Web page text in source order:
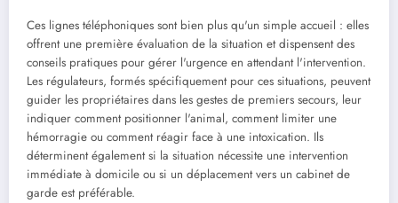
Ces lignes téléphoniques sont bien plus qu'un simple accueil : elles
offrent une première évaluation de la situation et dispensent des
conseils pratiques pour gérer l'urgence en attendant l'intervention.
Les régulateurs, formés spécifiquement pour ces situations, peuvent
guider les propriétaires dans les gestes de premiers secours, leur
indiquer comment positionner l'animal, comment limiter une
hémorragie ou comment réagir face à une intoxication. Ils
déterminent également si la situation nécessite une intervention
immédiate à domicile ou si un déplacement vers un cabinet de
garde est préférable.